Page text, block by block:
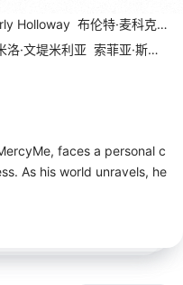
Holloway 布伦特·麦科克尔
洛·文堤米利亚 索菲亚·斯凯尔顿
faces a personal c
As his world unravels, he